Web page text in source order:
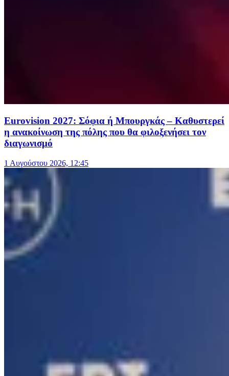
Eurovision 2027: Σόφια ή Μπουργκάς – Καθυστερεί
η ανακοίνωση της πόλης που θα φιλοξενήσει τον
διαγωνισμό
1 Αυγούστου 2026, 12:45